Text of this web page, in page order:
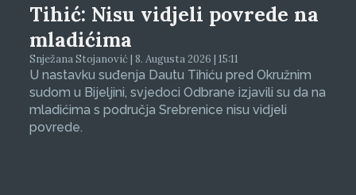
Tihić: Nisu vidjeli povrede na
mladićima
Snježana Stojanović | 8. Augusta 2026 | 15:11
U nastavku suđenja Dautu Tihiću pred Okružnim
sudom u Bijeljini, svjedoci Odbrane izjavili su da na
mladićima s područja Srebrenice nisu vidjeli
povrede.